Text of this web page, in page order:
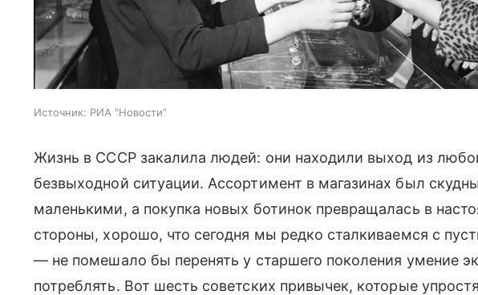
Источник: РИА "Новости"
Жизнь в СССР закалила людей: они находили выход из
безвыходной ситуации. Ассортимент в магазинах был
маленькими, а покупка новых ботинок превращалась в
стороны, хорошо, что сегодня мы редко сталкиваемся с
— не помешало бы перенять у старшего поколения умение
потреблять. Вот шесть советских привычек, которые